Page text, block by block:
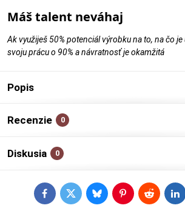
Máš talent neváhaj
Ak využiješ 50% potenciál výrobku na to, na čo je
svoju prácu o 90% a návratnosť je okamžitá
Popis
Recenzie 0
Diskusia 0
FacebookTwitterBlueskyPinterestReddit